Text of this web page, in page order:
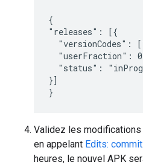
{
"releases": [{
"versionCodes":
"userFraction":
"status":
}]
}
Validez les
en appelant Edits: commit
heures, le nouvel APK